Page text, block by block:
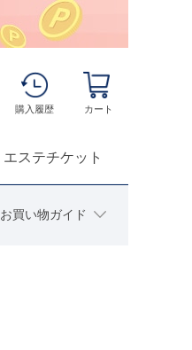
購入履歴 カート
エステチケット
お買い物ガイド